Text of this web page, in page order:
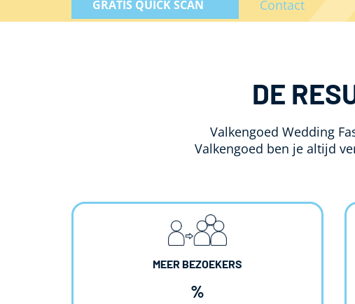
GRATIS QUICK SCAN Contact
DE
Valkengoed Wedding
Valkengoed ben je altijd
MEER BEZOEKERS
%